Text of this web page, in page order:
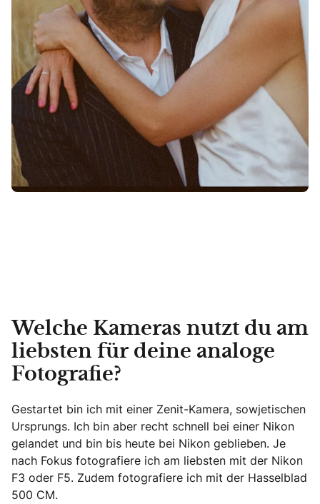
Welche Kameras nutzt du am
liebsten für deine analoge
Fotografie?
Gestartet bin ich mit einer Zenit-Kamera, sowjetischen
Ursprungs. Ich bin aber recht schnell bei einer Nikon
gelandet und bin bis heute bei Nikon geblieben. Je
nach Fokus fotografiere ich am liebsten mit der Nikon
F3 oder F5. Zudem fotografiere ich mit der Hasselblad
500 CM.